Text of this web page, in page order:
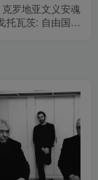
罗地亚文义安魂
托瓦茨: 自由国歌